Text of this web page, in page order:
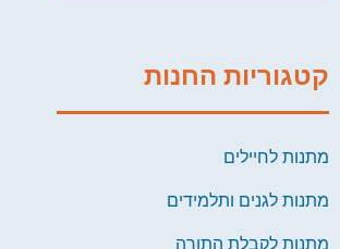
קטגוריות החנות
מתנות לחיילים
מתנות לגנים ותלמידים
מתנות לקבלת התורה